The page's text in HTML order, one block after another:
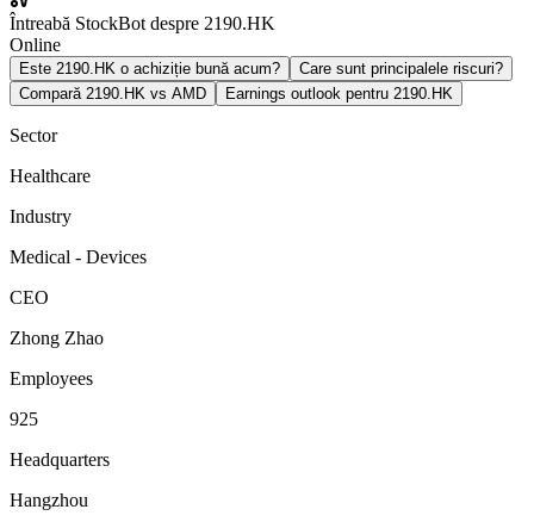
Întreabă StockBot despre 2190.HK
Online
Este 2190.HK o achiziție bună acum?
Care sunt principalele riscuri?
Compară 2190.HK vs AMD
Earnings outlook pentru 2190.HK
Sector
Healthcare
Industry
Medical - Devices
CEO
Zhong Zhao
Employees
925
Headquarters
Hangzhou